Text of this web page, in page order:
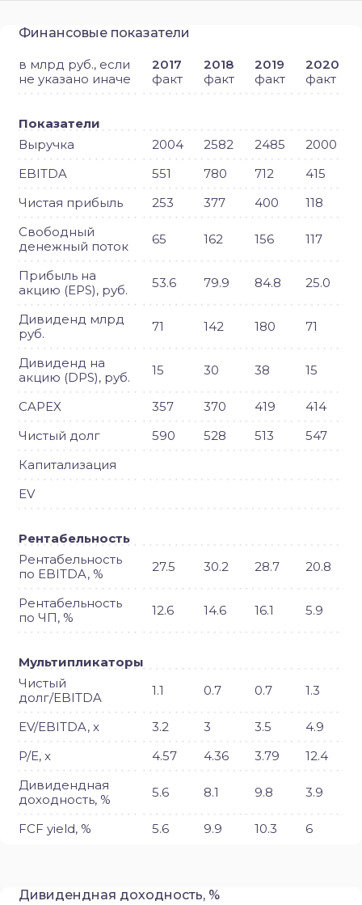
Финансовые показатели
в млрд руб., если
не указано иначе
2017
факт
2018
факт
2019
факт
2020
факт
Показатели
Выручка
2004 2582 2485 2000
EBITDA
551 780 712 415
Чистая прибыль
253 377 400 118
Свободный
денежный поток
65 162 156 117
Прибыль на
акцию (EPS), руб.
53.6 79.9 84.8 25.0
Дивиденд млрд
руб.
71 142 180 71
Дивиденд на
акцию (DPS), руб.
15 30 38 15
CAPEX 357 370 419 414
Чистый долг
590 528 513 547
Капитализация
EV
Рентабельность
Рентабельность
по EBITDA, %
27.5 30.2 28.7 20.8
Рентабельность
по ЧП, %
12.6 14.6 16.1 5.9
Мультипликаторы
Чистый
долг/EBITDA
1.1 0.7 0.7 1.3
EV/EBITDA, x 3.2 3 3.5 4.9
P/E, x
4.57 4.36 3.79 12.4
Дивидендная
доходность, %
5.6 8.1 9.8 3.9
FCF yield, % 5.6 9.9 10.3 6
Дивидендная доходность, %